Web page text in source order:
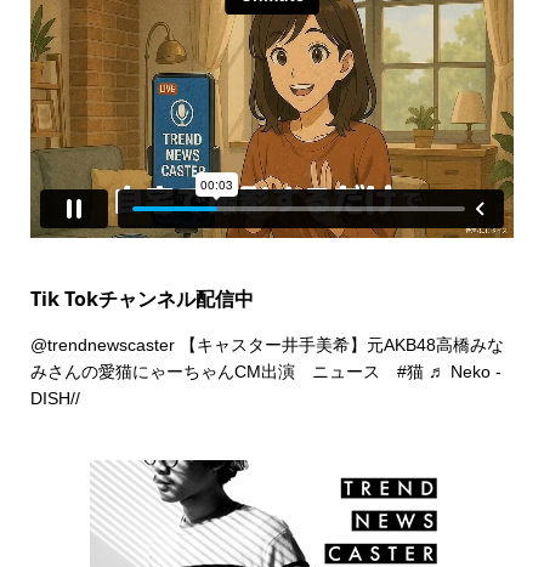
Tik Tokチャンネル配信中
@trendnewscaster【キャスター井手美希】元AKB48高橋みな
みさんの愛猫にゃーちゃんCM出演 ニュース #猫 ♬ Neko -
DISH//